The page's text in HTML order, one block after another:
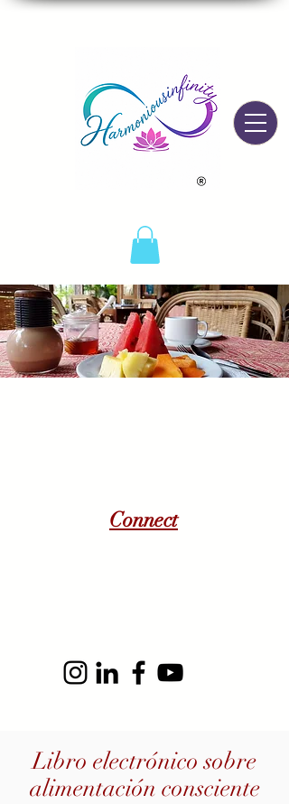
Connect
Libro electrónico sobre
alimentación consciente